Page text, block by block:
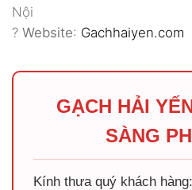
Nội
? Website: Gachhaiyen.com
GẠCH HẢI
SÀNG
Kính thưa quý khách